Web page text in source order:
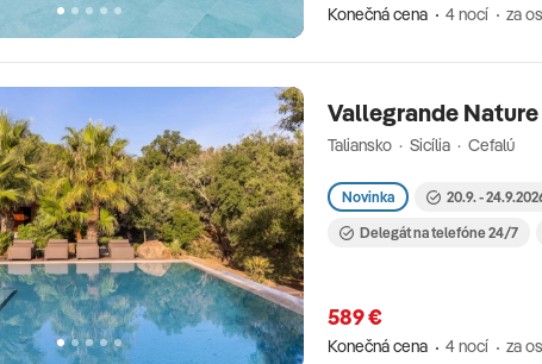
Konečná cena 4 nocí za
Vallegrande
Taliansko · Sicília · Cefalú
Novinka 20.9. -
Delegát na telefóne 24/7
589 €
Konečná cena 4 nocí za